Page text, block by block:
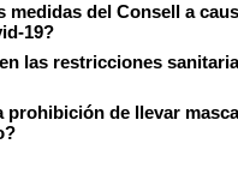
medidas del Consell a
19?
las restricciones
prohibición de llevar